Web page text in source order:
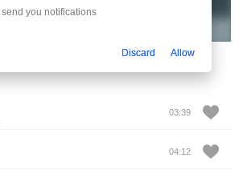
03:39
04:12
you notifications
Discard Allow